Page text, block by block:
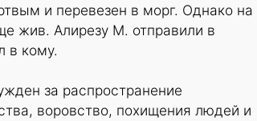
и перевезен в морг. Однако на
жив. Алирезу М. отправили в
в кому.
за распространение
воровство, похищения людей и